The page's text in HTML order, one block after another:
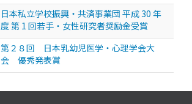
日本私立学校振興・共済事業団 平成 30 年
度 第 1 回若手・女性研究者奨励金受賞
第２８回 日本乳幼児医学・心理学会大
会 優秀発表賞